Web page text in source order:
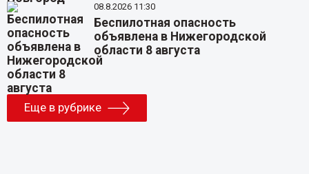
08.8.2026 11:30
Беспилотная опасность
объявлена в Нижегородской
области 8 августа
Еще в рубрике